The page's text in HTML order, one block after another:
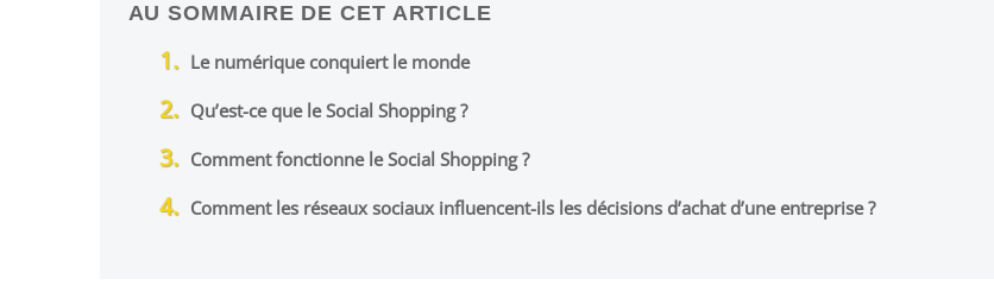
AU SOMMAIRE DE CET ARTICLE
Le numérique conquiert le monde
Qu’est-ce que le Social Shopping ?
Comment fonctionne le Social Shopping ?
Comment les réseaux sociaux influencent-ils les décisions d’achat d’une entreprise ?